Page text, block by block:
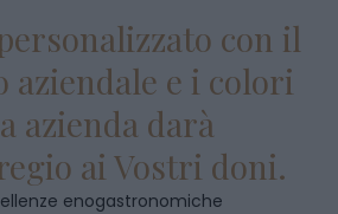
con il
aziendale e i colori
azienda darà
ai Vostri doni.
enogastronomiche